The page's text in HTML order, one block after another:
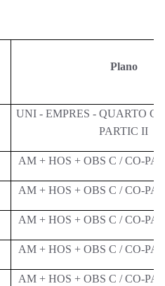
Plano
UNI - EMPRES - QUARTO
PARTIC II
AM + HOS + OBS C / CO-
AM + HOS + OBS C / CO-
AM + HOS + OBS C / CO-
AM + HOS + OBS C / CO-
AM + HOS + OBS C / CO-